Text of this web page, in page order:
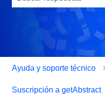
No hay sugerencias
Ayuda y soporte técnico
Suscripción a getAbstract